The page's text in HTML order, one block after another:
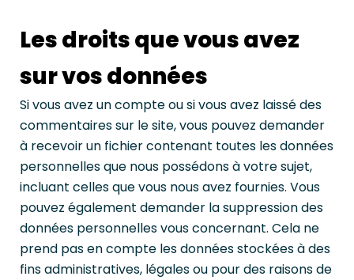
Les droits que vous avez
sur vos données
Si vous avez un compte ou si vous avez laissé des
commentaires sur le site, vous pouvez demander
à recevoir un fichier contenant toutes les données
personnelles que nous possédons à votre sujet,
incluant celles que vous nous avez fournies. Vous
pouvez également demander la suppression des
données personnelles vous concernant. Cela ne
prend pas en compte les données stockées à des
fins administratives, légales ou pour des raisons de